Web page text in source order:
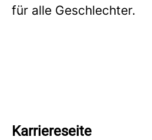
für alle Geschlechter.
Karriereseite